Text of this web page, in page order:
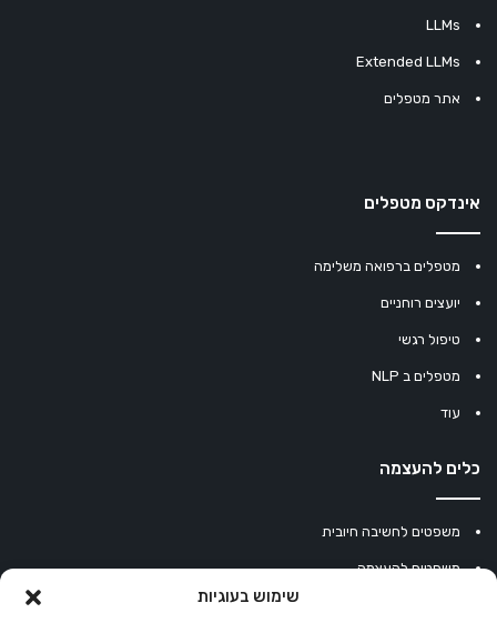
שימוש בעוגיות
LLMs
Extended LLMs
אתר מטפלים
אינדקס מטפלים
מטפלים ברפואה משלימה
יועצים רוחניים
טיפול רגשי
מטפלים ב NLP
עוד
כלים להעצמה
משפטים לחשיבה חיובית
משפטים להעצמה